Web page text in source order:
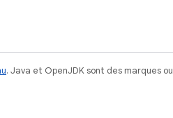
. Java et OpenJDK sont des marques ou